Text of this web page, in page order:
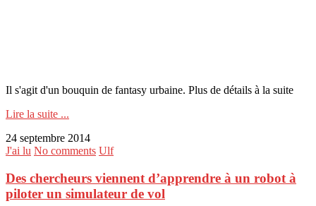
Il s'agit d'un bouquin de fantasy urbaine. Plus de détails à la suite
Lire la suite ...
24 septembre 2014
J'ai lu No comments Ulf
Des chercheurs viennent d’apprendre à un robot à
piloter un simulateur de vol